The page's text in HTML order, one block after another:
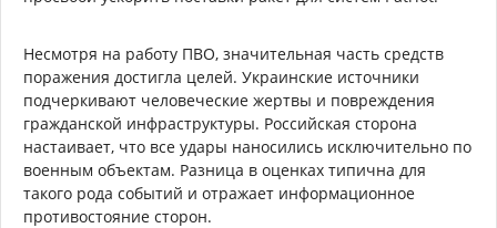
Несмотря на работу ПВО, значительная часть средств
поражения достигла целей. Украинские источники
подчеркивают человеческие жертвы и повреждения
гражданской инфраструктуры. Российская сторона
настаивает, что все удары наносились исключительно по
военным объектам. Разница в оценках типична для
такого рода событий и отражает информационное
противостояние сторон.